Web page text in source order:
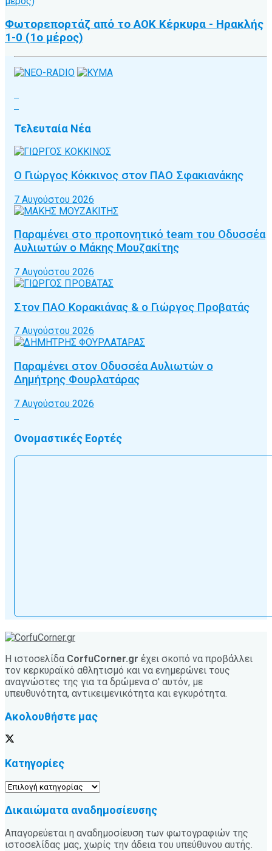
Φωτορεπορτάζ από το ΑOΚ Κέρκυρα - Ηρακλής
1-0 (1ο μέρος)
Τελευταία Νέα
Ο Γιώργος Κόκκινος στον ΠΑΟ Σφακιανάκης
7 Αυγούστου 2026
Παραμένει στο προπονητικό team του Οδυσσέα
Αυλιωτών ο Μάκης Μουζακίτης
7 Αυγούστου 2026
Στον ΠΑΟ Κορακιάνας & ο Γιώργος Προβατάς
7 Αυγούστου 2026
Παραμένει στον Οδυσσέα Αυλιωτών ο
Δημήτρης Φουρλατάρας
7 Αυγούστου 2026
Ονομαστικές Εορτές
Η ιστοσελίδα CorfuCorner.gr έχει σκοπό να προβάλλει
τον κερκυραϊκό αθλητισμό και να ενημερώνει τους
αναγνώστες της για τα δρώμενα σ' αυτόν, με
υπευθυνότητα, αντικειμενικότητα και εγκυρότητα.
Ακολουθήστε μας
Κατηγορίες
Κατηγορίες
Δικαιώματα αναδημοσίευσης
Απαγορεύεται η αναδημοσίευση των φωτογραφιών της
ιστοσελίδας μας, χωρίς την άδεια του υπεύθυνου αυτής.